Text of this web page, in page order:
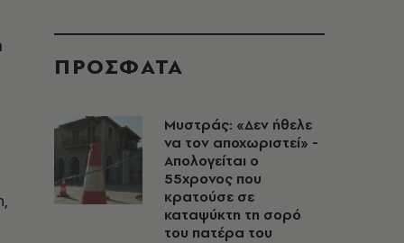
ΠΡΟΣΦΑΤΑ
Μυστράς: «Δεν ήθελε
να τον αποχωριστεί» -
Απολογείται ο
55χρονος που
κρατούσε σε
καταψύκτη τη σορό
του πατέρα του